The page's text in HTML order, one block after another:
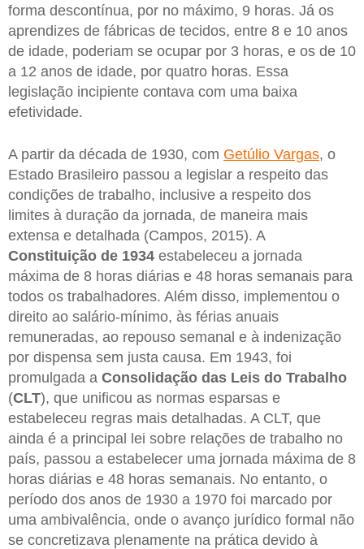
forma descontínua, por no máximo, 9 horas. Já os
aprendizes de fábricas de tecidos, entre 8 e 10 anos
de idade, poderiam se ocupar por 3 horas, e os de 10
a 12 anos de idade, por quatro horas. Essa
legislação incipiente contava com uma baixa
efetividade.
A partir da década de 1930, com Getúlio Vargas, o
Estado Brasileiro passou a legislar a respeito das
condições de trabalho, inclusive a respeito dos
limites à duração da jornada, de maneira mais
extensa e detalhada (Campos, 2015). A
Constituição de 1934 estabeleceu a jornada
máxima de 8 horas diárias e 48 horas semanais para
todos os trabalhadores. Além disso, implementou o
direito ao salário-mínimo, às férias anuais
remuneradas, ao repouso semanal e à indenização
por dispensa sem justa causa. Em 1943, foi
promulgada a Consolidação das Leis do Trabalho
(CLT), que unificou as normas esparsas e
estabeleceu regras mais detalhadas. A CLT, que
ainda é a principal lei sobre relações de trabalho no
país, passou a estabelecer uma jornada máxima de 8
horas diárias e 48 horas semanais. No entanto, o
período dos anos de 1930 a 1970 foi marcado por
uma ambivalência, onde o avanço jurídico formal não
se concretizava plenamente na prática devido à